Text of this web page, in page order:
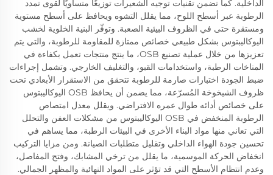
الداخلية. كما تضمن تقنيات توجيه الشعيرات توزيعًا متساويًا لقوى تمدد
الرطوبة عبر أسطح اللوح، مما يقلل التشوه ويحافظ على أسطح مستوية
ومستقرة حتى في الظروف البيئية الصعبة. وتوفّر البنية الخلوية لخشب
اليوكاليبتوس بشكل طبيعي خصائص ممتازة للمقاومة للرطوبة، والتي يتم
تعزيزها من خلال عملية تصنيع OSB، ما ينتج منتجات تعمل بكفاءة في
المناخات الرطبة، واستخدامات القبو، والتغليف الخارجي. وتشمل إجراءات
ضبط الجودة اختبارات صارمة للرطوبة تتحقق من الاستقرار الأبعادي تحت
ظروف الشيخوخة المُسرّعة، مما يضمن أن يحافظ OSB اليوكاليبتوس
على خصائص أدائه طوال عمره الافتراضي. ويقلل معدل امتصاص
الرطوبة المنخفض في OSB اليوكاليبتوس من مشكلات العفن والتحلل
التي تعاني منها مواد البناء الأخرى في البيئات الرطبة، مما يساهم في
تحسين جودة الهواء الداخلي وتقليل متطلبات الصيانة. ومن مزايا التركيب
انخفاض الحركة الموسمية، ما يقلل من ترخي المشابك، وفتح المفاصل،
وعدم انتظام الأسطح التي قد تؤثر على المواد النهائية والمظهر الجمالي.